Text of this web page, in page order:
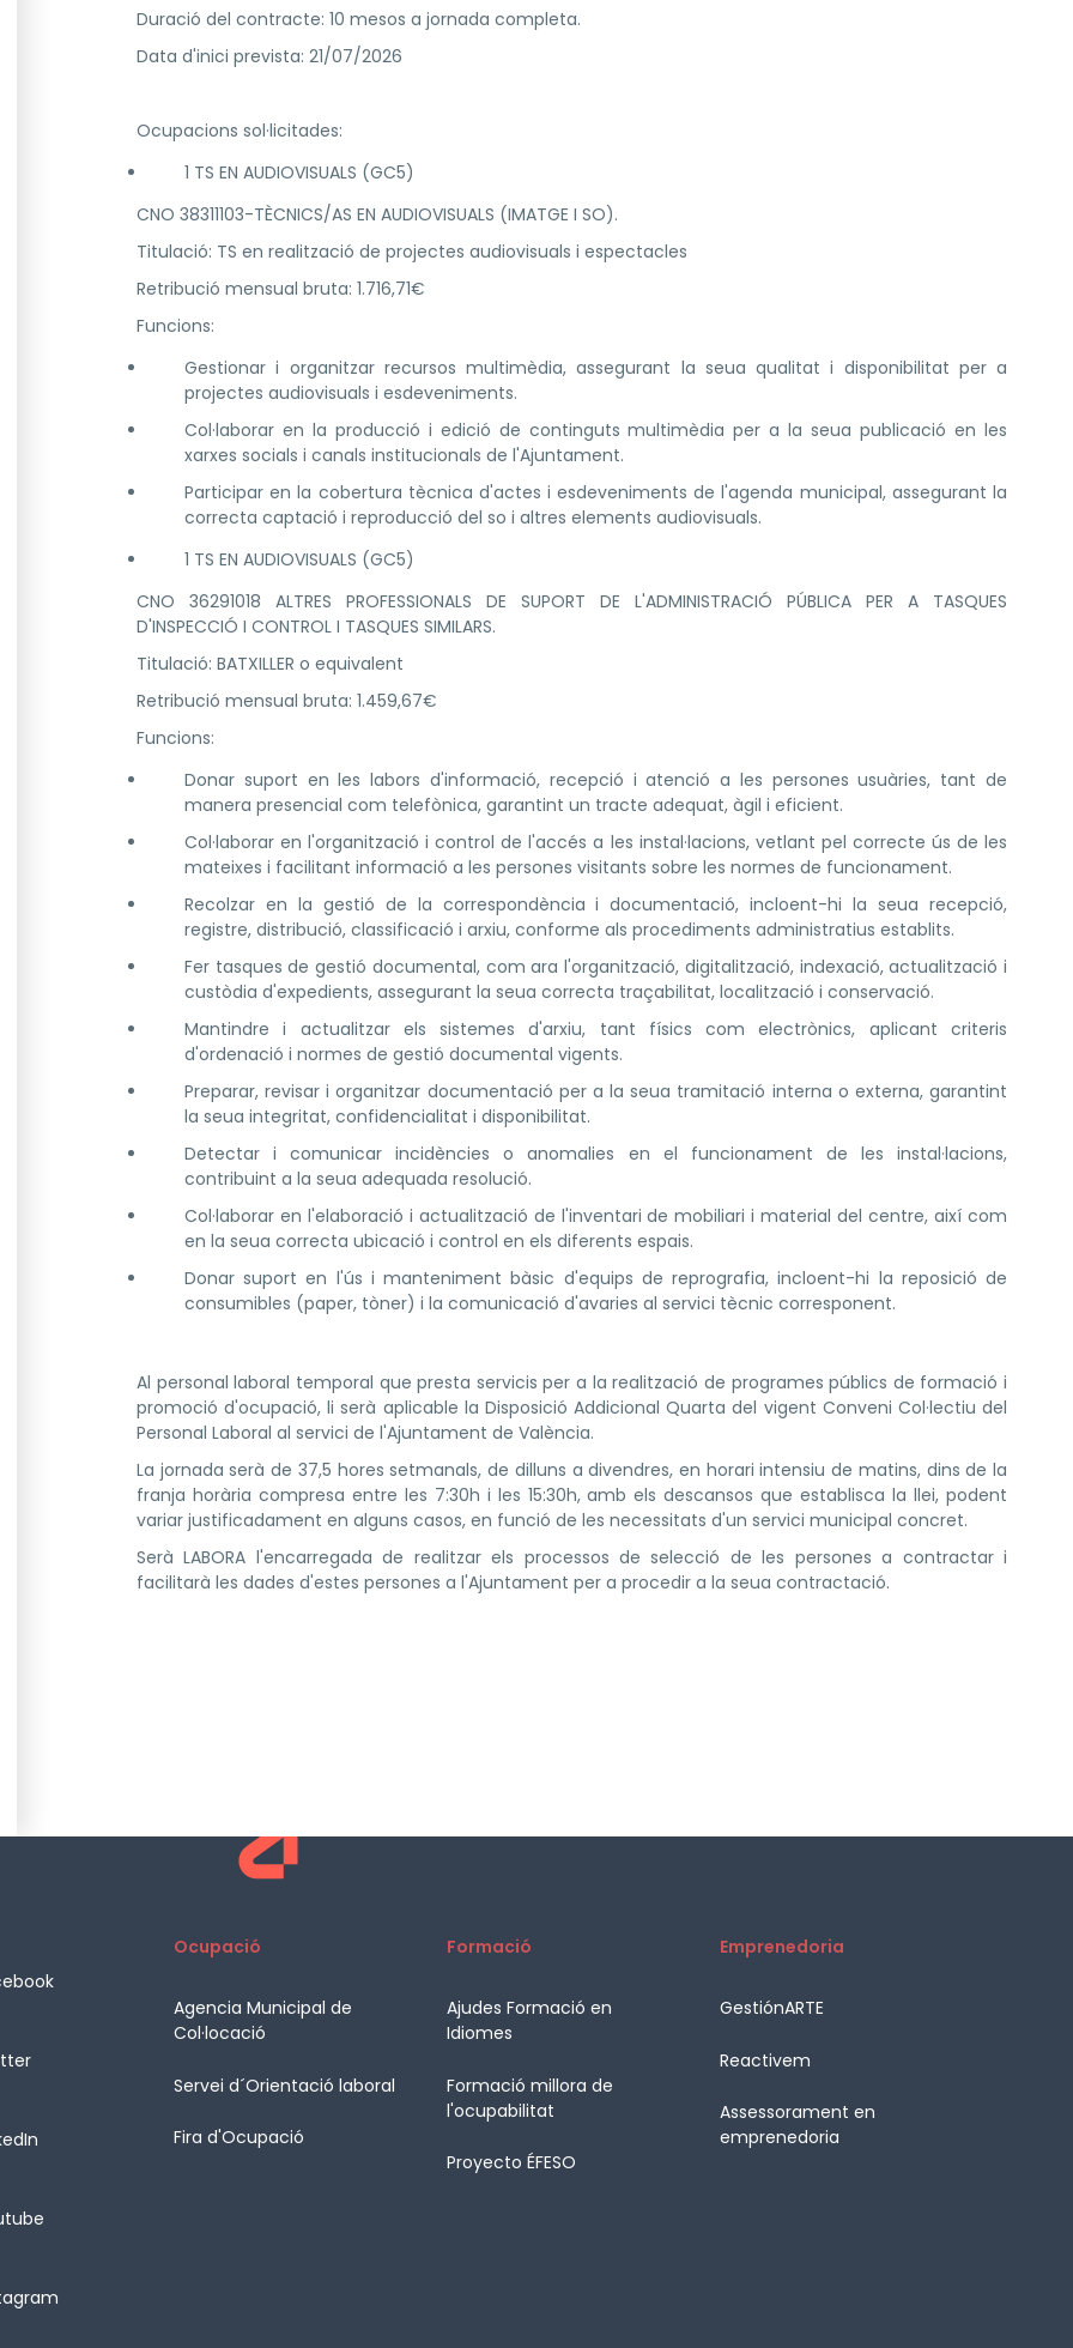
Duració del contracte: 10 mesos a jornada completa.
Data d'inici prevista: 21/07/2026
Ocupacions sol·licitades:
1 TS EN AUDIOVISUALS (GC5)
CNO 38311103-TÈCNICS/AS EN AUDIOVISUALS (IMATGE I SO).
Titulació: TS en realització de projectes audiovisuals i espectacles
Retribució mensual bruta: 1.716,71€
Funcions:
Gestionar i organitzar recursos multimèdia, assegurant la seua qualitat i disponibilitat per a
projectes audiovisuals i esdeveniments.
Col·laborar en la producció i edició de continguts multimèdia per a la seua publicació en les
xarxes socials i canals institucionals de l'Ajuntament.
Participar en la cobertura tècnica d'actes i esdeveniments de l'agenda municipal, assegurant la
correcta captació i reproducció del so i altres elements audiovisuals.
1 TS EN AUDIOVISUALS (GC5)
CNO 36291018 ALTRES PROFESSIONALS DE SUPORT DE L'ADMINISTRACIÓ PÚBLICA PER A TASQUES
D'INSPECCIÓ I CONTROL I TASQUES SIMILARS.
Titulació: BATXILLER o equivalent
Retribució mensual bruta: 1.459,67€
Funcions:
Donar suport en les labors d'informació, recepció i atenció a les persones usuàries, tant de
manera presencial com telefònica, garantint un tracte adequat, àgil i eficient.
Col·laborar en l'organització i control de l'accés a les instal·lacions, vetlant pel correcte ús de les
mateixes i facilitant informació a les persones visitants sobre les normes de funcionament.
Recolzar en la gestió de la correspondència i documentació, incloent-hi la seua recepció,
registre, distribució, classificació i arxiu, conforme als procediments administratius establits.
Fer tasques de gestió documental, com ara l'organització, digitalització, indexació, actualització i
custòdia d'expedients, assegurant la seua correcta traçabilitat, localització i conservació.
Mantindre i actualitzar els sistemes d'arxiu, tant físics com electrònics, aplicant criteris
d'ordenació i normes de gestió documental vigents.
Preparar, revisar i organitzar documentació per a la seua tramitació interna o externa, garantint
la seua integritat, confidencialitat i disponibilitat.
Detectar i comunicar incidències o anomalies en el funcionament de les instal·lacions,
contribuint a la seua adequada resolució.
Col·laborar en l'elaboració i actualització de l'inventari de mobiliari i material del centre, així com
en la seua correcta ubicació i control en els diferents espais.
Donar suport en l'ús i manteniment bàsic d'equips de reprografia, incloent-hi la reposició de
consumibles (paper, tòner) i la comunicació d'avaries al servici tècnic corresponent.
Al personal laboral temporal que presta servicis per a la realització de programes públics de formació i
promoció d'ocupació, li serà aplicable la Disposició Addicional Quarta del vigent Conveni Col·lectiu del
Personal Laboral al servici de l'Ajuntament de València.
La jornada serà de 37,5 hores setmanals, de dilluns a divendres, en horari intensiu de matins, dins de la
franja horària compresa entre les 7:30h i les 15:30h, amb els descansos que establisca la llei, podent
variar justificadament en alguns casos, en funció de les necessitats d'un servici municipal concret.
Serà LABORA l'encarregada de realitzar els processos de selecció de les persones a contractar i
facilitarà les dades d'estes persones a l'Ajuntament per a procedir a la seua contractació.
Ocupació
Agencia Municipal de
Col·locació
Servei d´Orientació laboral
Fira d'Ocupació
Formació
Ajudes Formació en
Idiomes
Formació millora de
l'ocupabilitat
Proyecto ÉFESO
Emprenedoria
GestiónARTE
Reactivem
Assessorament en
emprenedoria